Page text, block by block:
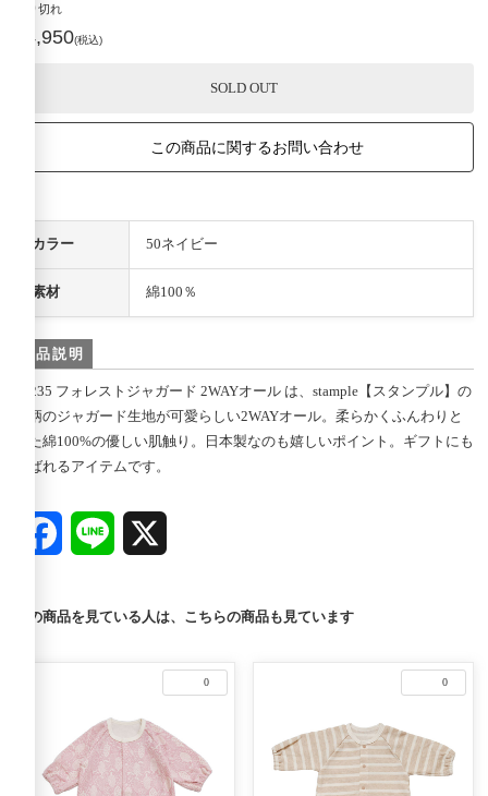
売り切れ
¥4,950(税込)
SOLD OUT
この商品に関するお問い合わせ
カラー 50ネイビー
素材 綿100％
商品説明
23235 フォレストジャガード 2WAYオール は、stample【スタンプル】の
森柄のジャガード生地が可愛らしい2WAYオール。柔らかくふんわりと
した綿100%の優しい肌触り。日本製なのも嬉しいポイント。ギフトにも
喜ばれるアイテムです。
FacebookLine
この商品を見ている人は、こちらの商品も見ています
0 0